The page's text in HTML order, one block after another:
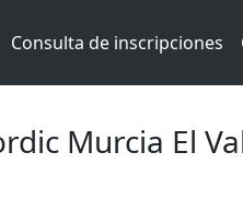
Consulta de inscripciones
Murcia El